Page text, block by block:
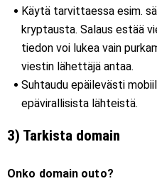
Käytä tarvittaessa esim.
kryptausta. Salaus estää
tiedon voi lukea vain
viestin lähettäjä antaa.
Suhtaudu epäilevästi
epävirallisista lähteistä.
3) Tarkista domain
Onko domain outo?